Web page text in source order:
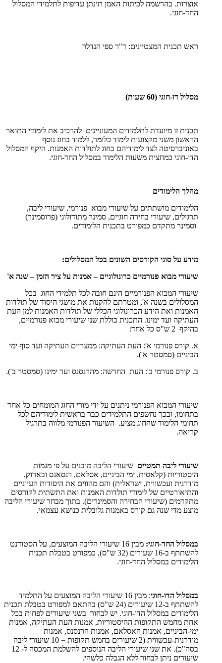
אוצרות. בהרשמה לכיתות האמן תינתן עדיפות לתלמידי המסלול
החד-חוגי.
ראש תכנית המצטיינים: ד"ר ספי הנדלר
מסלול דו-חוגי (60 שעות)
תכנית זו מיועדת לתלמידים המעוניינים להרכיב את לימודי התואר
הראשון משני מקצועות לימוד כלומר, ללמוד בחוג נוסף
באוניברסיטה לצד לימודיהם בחוג לתולדות האמנות. היקף המסלול
הדו-חוגי כמחצית משעות הלימוד במסלול החד-חוגי.
מהלך הלימודים
הלימודים מושתתים על שיעורי מבוא פנורמי, שיעורי ליבה,
תרגילים, שיעורי בחירה חוגיים, סמינר מתודולוגי (פרוסמינר)
וסמינר מתקדם כמפורט בתכנית הלימודים.
מידע על סוגי הקורסים השונים בכל המסלולים:
שיעורי מבוא פנורמיים כרונולוגיים – אמנות על ציר הזמן – שנה א'
שיעורי המבוא הפנורמיים הינם חובה לכל תלמידי החוג בכל
המסלולים בשנה א', ומטרתם להקנות את מושגי היסוד של תולדות
האמנות ואת הידע הכרונולוגי הכללי של תולדות האמנות למן העת
העתיקה ועד ימינו. התכנית כוללת שני שיעורי מבוא פנורמיים,
בהיקף 2 ש"ס כל אחד:
א. קורס פנורמי א': העת העתיקה: ממצריים העתיקה ועד סוף ימי
הביניים (סמסטר א').
ב. קורס פנורמי ב': העת החדשה: מהרנסנס ועד ימינו (סמסטר ב').
שיעורי המבוא הפנורמי ניתנים על ידי מורי החוג המומחים כל אחד
בתחומו, ובכך נחשפים התלמידים כבר בראשית לימודיהם לכל
תחומי הלימוד שהחוג מציע. השיעור הפנורמי מלווה בתרגיל
קריאה.
שיעורי ליבה תמטיים שיעורי הליבה מובנים על פי מגמות
היסטוריות (קלאסית, ימי הביניים, אסלאם, רנסאנס ובארוק,
מודרנית ועכשווית, ישראלית) והם מהווים את היסודות העיוניים
והתיאורטיים של לימודי תולדות האמנות ואת התשתית לקורסים
מתקדמים (שיעורי הבחירה והסמינרים). בתוך מבחר שיעורי הליבה
מוצע מדי שנה גם קורס באמנות גלובלית כנושא עצמאי.
במסלול החד-חוגי:
מבין 16 שיעורי הליבה המוצעים, על הסטודנט
להשתתף ב-16 שעורים (32 ש"ס), כמפורט בטבלת תכנית
הלימודים במסלול החד-חוגי.
במסלול הדו-חוגי
: מבין 16 שיעורי הליבה המוצעים על התלמיד
להשתתף ב-12 שיעורים (24 ש"ס) בהתאם למפורט בטבלת תכנית
הלימודים במסלול הדו-חוגי. יש לבחור בשני שיעורים לפחות בכל
אחת מחמש התקופות ההיסטוריות, אמנות העת העתיקה, אמנות
ימי-הביניים, אמנות האסלאם, אמנות הרנסנס, אמנות
מודרנית-עכשווית (2 שיעורים בחמש תקופות = 10 שיעורי ליבה
בסה"כ). את שני שיעורי הליבה הנוספים להשלמת המכסה ל- 12
שיעורים ניתן לבחור ללא הגבלה כלשהי.